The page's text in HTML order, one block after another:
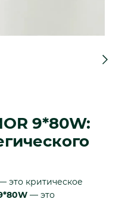
9*80W:
это критическое
— это